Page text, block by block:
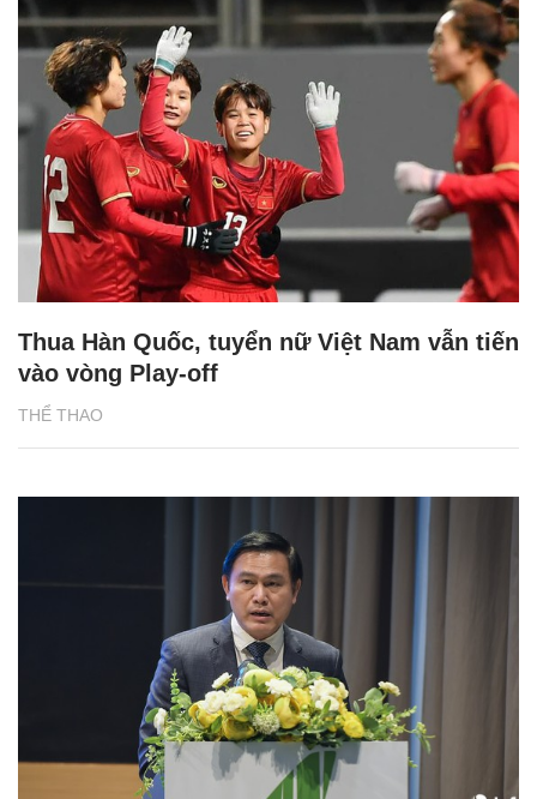
THỂ THAO
Thua Hàn Quốc, tuyển nữ Việt Nam vẫn tiến
vào vòng Play-off